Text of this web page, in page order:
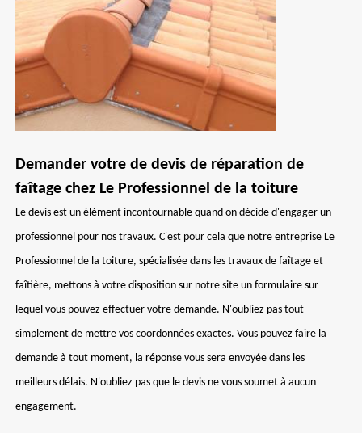
Demander votre de devis de réparation de
faîtage chez Le Professionnel de la toiture
Le devis est un élément incontournable quand on décide d'engager un
professionnel pour nos travaux. C'est pour cela que notre entreprise Le
Professionnel de la toiture, spécialisée dans les travaux de faîtage et
faîtière, mettons à votre disposition sur notre site un formulaire sur
lequel vous pouvez effectuer votre demande. N'oubliez pas tout
simplement de mettre vos coordonnées exactes. Vous pouvez faire la
demande à tout moment, la réponse vous sera envoyée dans les
meilleurs délais. N'oubliez pas que le devis ne vous soumet à aucun
engagement.